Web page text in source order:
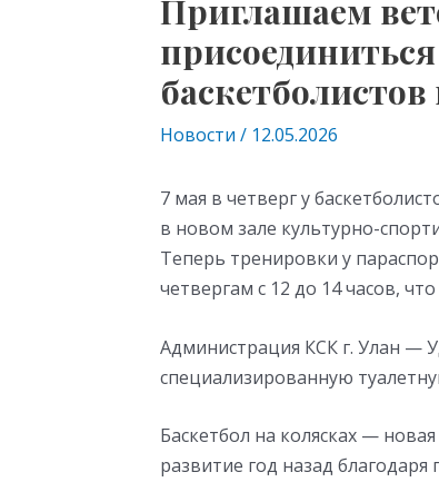
Приглашаем
Новости / 12.05.2026
7 мая в четверг у
в новом зале культурно-
Теперь тренировки у
четвергам с 12 до 14 часов,
Администрация КСК г. Улан —
специализированную
Баскетбол на колясках —
развитие год назад